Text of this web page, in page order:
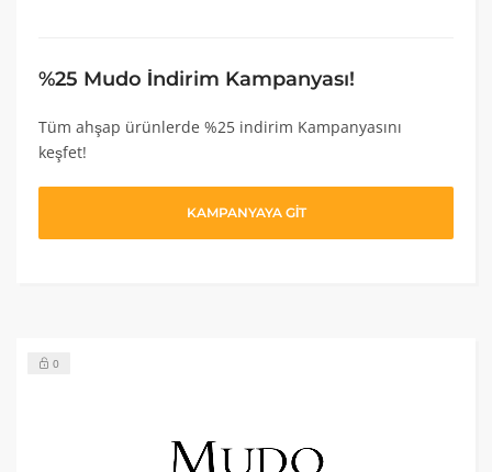
%25 Mudo İndirim Kampanyası!
Tüm ahşap ürünlerde %25 indirim Kampanyasını
keşfet!
KAMPANYAYA GİT
0